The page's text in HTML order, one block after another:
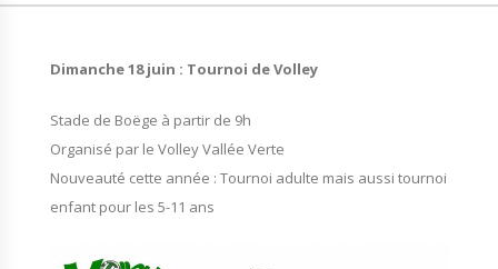
Dimanche 18 juin : Tournoi de Volley
Stade de Boëge à partir de 9h
Organisé par le Volley Vallée Verte
Nouveauté cette année : Tournoi adulte mais aussi tournoi
enfant pour les 5-11 ans